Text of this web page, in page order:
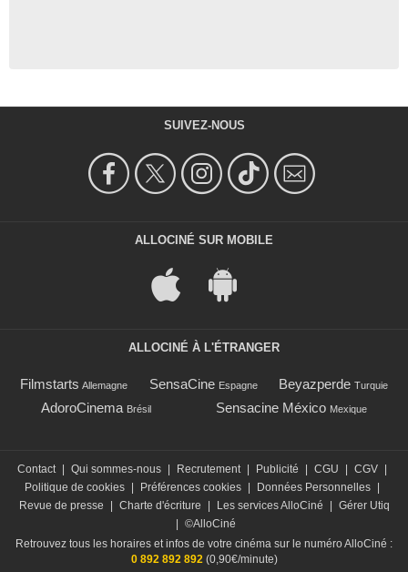
SUIVEZ-NOUS
ALLOCINÉ SUR MOBILE
ALLOCINÉ À L'ÉTRANGER
Filmstarts Allemagne SensaCine Espagne Beyazperde Turquie
AdoroCinema Brésil Sensacine México Mexique
Contact Qui sommes-nous Recrutement Publicité CGU CGV
Politique de cookies
Préférences cookies Données Personnelles
Revue de presse
Charte d'écriture Les services AlloCiné
Gérer Utiq
©AlloCiné
Retrouvez tous les horaires et infos de votre cinéma sur le numéro AlloCiné :
0 892 892 892(0,90€/minute)